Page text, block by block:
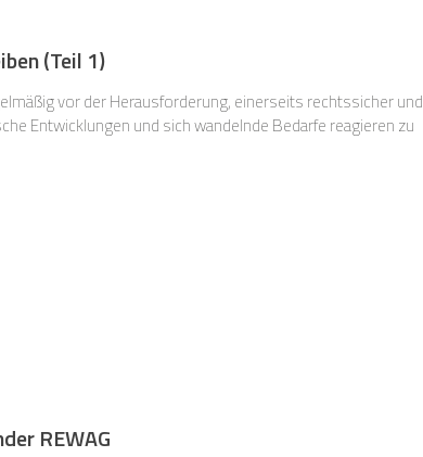
(Teil 1)
vor der Herausforderung, einerseits rechtssicher und
Entwicklungen und sich wandelnde Bedarfe reagieren zu
REWAG